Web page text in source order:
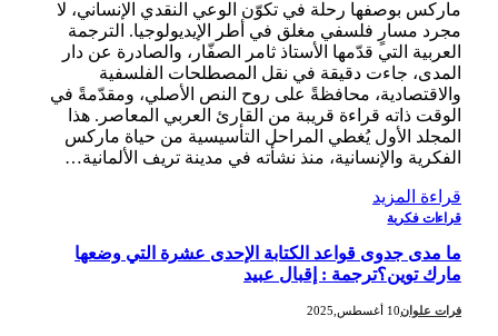
ماركس بوصفها رحلة في تكوّن الوعي النقدي الإنساني، لا
مجرد مسارٍ فلسفي مغلق في أطر الإيديولوجيا. الترجمة
العربية التي قدّمها الأستاذ ثامر الصفّار، والصادرة عن دار
المدى، جاءت دقيقة في نقل المصطلحات الفلسفية
والاقتصادية، محافظةً على روح النص الأصلي، ومقدّمةً في
الوقت ذاته قراءة قريبة من القارئ العربي المعاصر. هذا
المجلد الأول يُغطي المراحل التأسيسية من حياة ماركس
الفكرية والإنسانية، منذ نشأته في مدينة تريف الألمانية…
قراءة المزيد
قراءات فكرية
ما مدى جدوى قواعد الكتابة الإحدى عشرة التي وضعها
مارك توين؟ترجمة : إقبال عبيد
فرات علوان10 أغسطس,2025